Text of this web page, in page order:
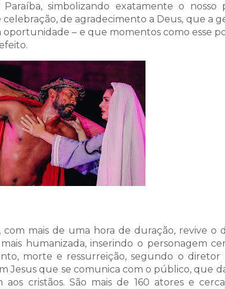
simbolizando exatamente o nosso
de agradecimento a Deus, que a
– e que momentos como esse
com mais de uma hora de duração, revive o
humanizada, inserindo o personagem
morte e ressurreição, segundo o diretor
Jesus que se comunica com o público, que
cristãos. São mais de 160 atores e